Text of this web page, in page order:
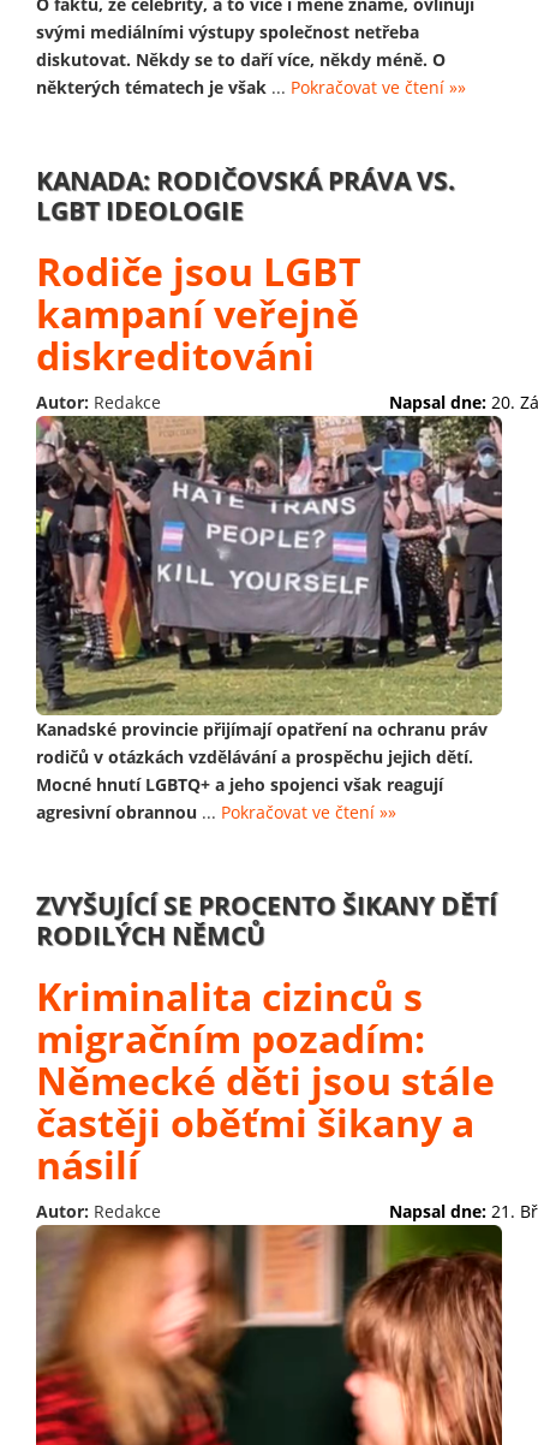
O faktu, že celebrity, a to více i méně známé, ovliňují
svými mediálními výstupy společnost netřeba
diskutovat. Někdy se to daří více, někdy méně. O
některých tématech je však ... Pokračovat ve čtení »»
KANADA: RODIČOVSKÁ PRÁVA VS.
LGBT IDEOLOGIE
Rodiče jsou LGBT
kampaní veřejně
diskreditováni
Autor: Redakce Napsal dne: 20.
Kanadské provincie přijímají opatření na ochranu práv
rodičů v otázkách vzdělávání a prospěchu jejich dětí.
Mocné hnutí LGBTQ+ a jeho spojenci však reagují
agresivní obrannou ... Pokračovat ve čtení »»
ZVYŠUJÍCÍ SE PROCENTO ŠIKANY DĚTÍ
RODILÝCH NĚMCŮ
Kriminalita cizinců s
migračním pozadím:
Německé děti jsou stále
častěji oběťmi šikany a
násilí
Autor: Redakce Napsal dne: 21.